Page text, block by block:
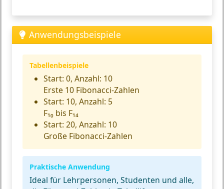
Anwendungsbeispiele
Tabellenbeispiele
Start: 0, Anzahl: 10
Erste 10 Fibonacci-Zahlen
Start: 10, Anzahl: 5
F₁₀ bis F₁₄
Start: 20, Anzahl: 10
Große Fibonacci-Zahlen
Praktische Anwendung
Ideal für Lehrpersonen, Studenten und alle,